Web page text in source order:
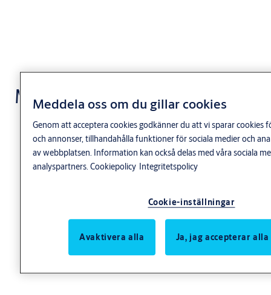
Modulurtag
Meddela oss om du gillar cookies
Genom att acceptera cookies godkänner du att vi sparar cookies
och annonser, tillhandahålla funktioner för sociala medier och
av webbplatsen. Information kan också delas med våra sociala
analyspartners. Cookiepolicy Integritetspolicy
Cookie-inställningar
Avaktivera alla Ja, jag accepterar